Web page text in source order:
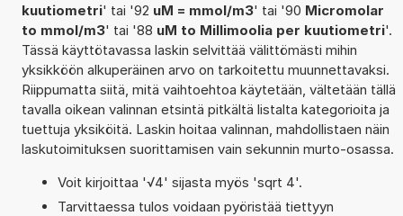
kuutiometri' tai '92 uM = mmol/m3' tai '90 Micromolar
to mmol/m3' tai '88 uM to Millimoolia per kuutiometri'.
Tässä käyttötavassa laskin selvittää välittömästi mihin
yksikköön alkuperäinen arvo on tarkoitettu muunnettavaksi.
Riippumatta siitä, mitä vaihtoehtoa käytetään, vältetään tällä
tavalla oikean valinnan etsintä pitkältä listalta kategorioita ja
tuettuja yksiköitä. Laskin hoitaa valinnan, mahdollistaen näin
laskutoimituksen suorittamisen vain sekunnin murto-osassa.
Voit kirjoittaa '√4' sijasta myös 'sqrt 4'.
Tarvittaessa tulos voidaan pyöristää tiettyyn